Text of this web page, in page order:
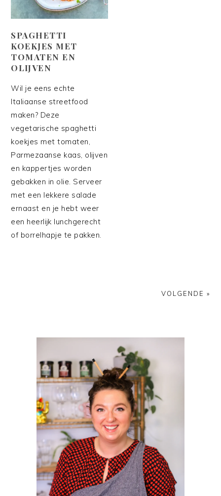
SPAGHETTI
KOEKJES MET
TOMATEN EN
OLIJVEN
Wil je eens echte
Italiaanse streetfood
maken? Deze
vegetarische spaghetti
koekjes met tomaten,
Parmezaanse kaas, olijven
en kappertjes worden
gebakken in olie. Serveer
met een lekkere salade
ernaast en je hebt weer
een heerlijk lunchgerecht
of borrelhapje te pakken.
VOLGENDE »